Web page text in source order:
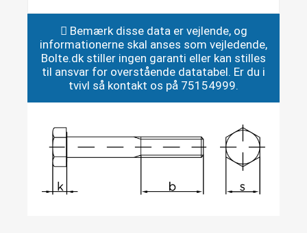
Bemærk disse data er vejlende, og
informationerne skal anses som vejledende,
Bolte.dk stiller ingen garanti eller kan stilles
til ansvar for overstående datatabel. Er du i
tvivl så kontakt os på 75154999.